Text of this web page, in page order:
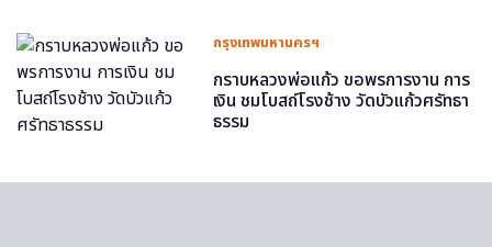
กรุงเทพมหานครฯ
กราบหลวงพ่อแก้ว ขอพรการงาน การ
เงิน ชมโบสถ์โรงช้าง วัดบัวแก้วศรัทธา
ธรรม